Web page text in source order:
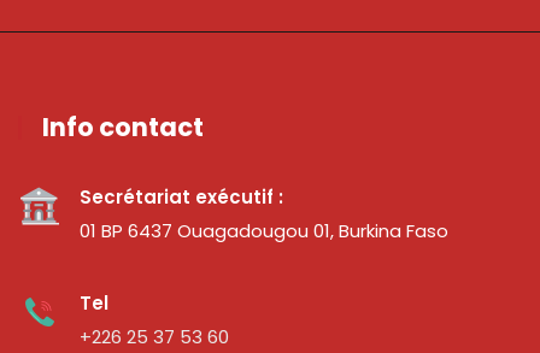
Info contact
Secrétariat exécutif :
01 BP 6437 Ouagadougou 01, Burkina Faso
Tel
+226 25 37 53 60